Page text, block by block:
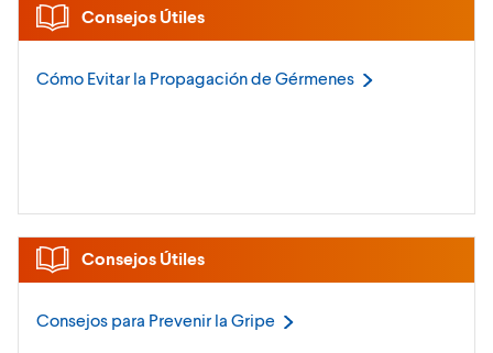
Consejos Útiles
Cómo Evitar la Propagación de Gérmenes
Consejos Útiles
Consejos para Prevenir la Gripe